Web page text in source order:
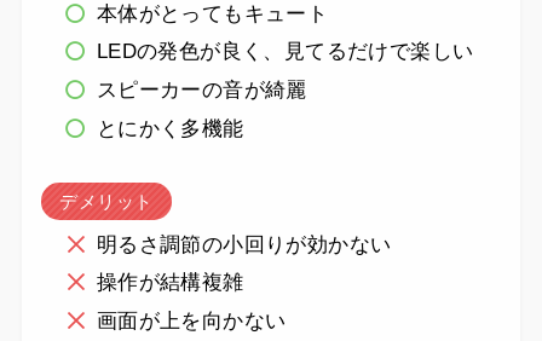
本体がとってもキュート
LEDの発色が良く、見てるだけで楽しい
スピーカーの音が綺麗
とにかく多機能
デメリット
明るさ調節の小回りが効かない
操作が結構複雑
画面が上を向かない